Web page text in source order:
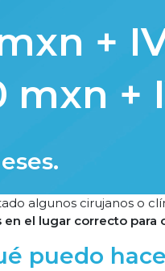
+
mxn +
algunos cirujanos o
en el lugar correcto para
puedo